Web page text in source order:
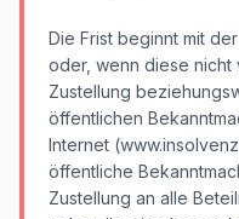
Die Frist beginnt mit
oder, wenn diese nicht
Zustellung
öffentlichen
Internet
öffentliche
Zustellung an alle